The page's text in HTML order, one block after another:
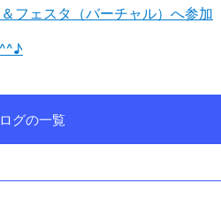
フェスタ（バーチャル）へ参加
グの一覧